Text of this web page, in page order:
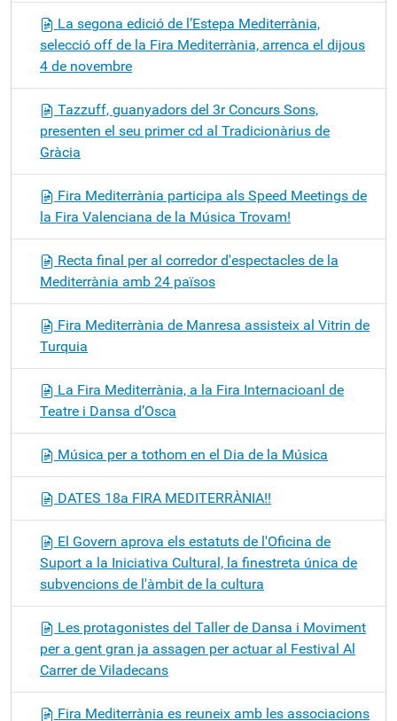
La segona edició de l’Estepa Mediterrània,
selecció off de la Fira Mediterrània, arrenca el dijous
4 de novembre
Tazzuff, guanyadors del 3r Concurs Sons,
presenten el seu primer cd al Tradicionàrius de
Gràcia
Fira Mediterrània participa als Speed Meetings de
la Fira Valenciana de la Música Trovam!
Recta final per al corredor d'espectacles de la
Mediterrània amb 24 països
Fira Mediterrània de Manresa assisteix al Vitrin de
Turquia
La Fira Mediterrània, a la Fira Internacioanl de
Teatre i Dansa d’Osca
Música per a tothom en el Dia de la Música
DATES 18a FIRA MEDITERRÀNIA!!
El Govern aprova els estatuts de l'Oficina de
Suport a la Iniciativa Cultural, la finestreta única de
subvencions de l'àmbit de la cultura
Les protagonistes del Taller de Dansa i Moviment
per a gent gran ja assagen per actuar al Festival Al
Carrer de Viladecans
Fira Mediterrània es reuneix amb les associacions